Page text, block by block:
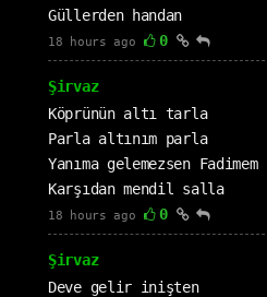
Güllerden handan
18 hours ago 0
Şirvaz
Köprünün altı tarla
Parla altınım parla
Yanıma gelemezsen Fadimem
Karşıdan mendil salla
18 hours ago 0
Şirvaz
Deve gelir inişten